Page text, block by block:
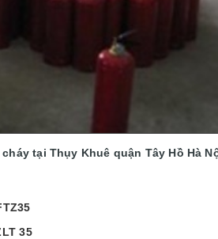
tại Thụy Khuê quận Tây Hồ Hà
35